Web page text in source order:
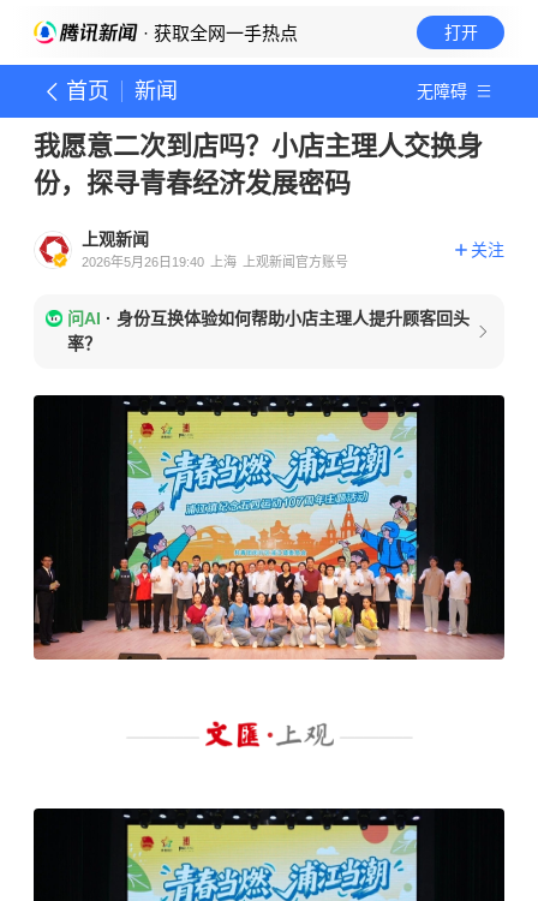
· 获取全网一手热点 打开
首页 新闻 无障碍
我愿意二次到店吗？小店主理人交换身
份，探寻青春经济发展密码
上观新闻
2026年5月26日19:40 上海 上观新闻官方账号
关注
问AI · 身份互换体验如何帮助小店主理人提升顾客回头
率？